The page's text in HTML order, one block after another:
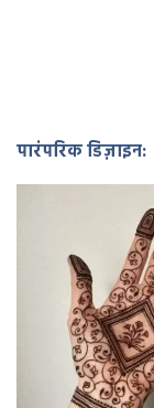
पारंपरिक डिज़ाइन: